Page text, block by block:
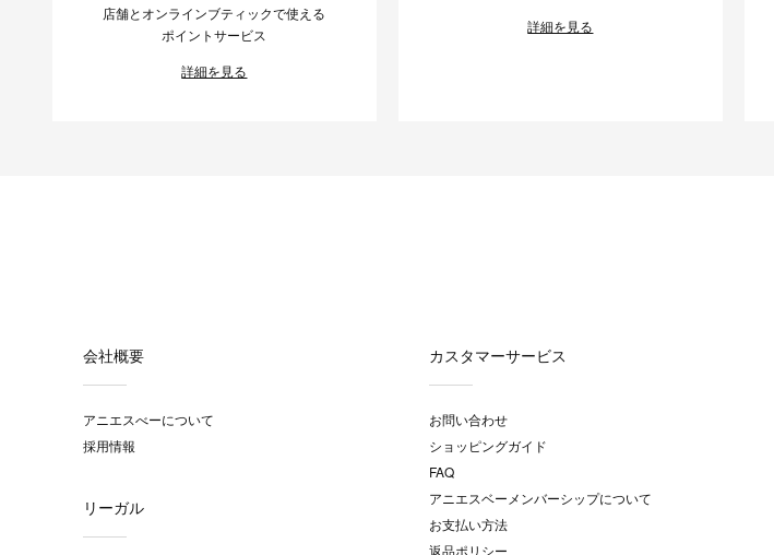
店舗とオンラインブティックで使える
ポイントサービス
詳細を見る
詳細を見る
会社概要
アニエスべーについて
採用情報
リーガル
カスタマーサービス
お問い合わせ
ショッピングガイド
FAQ
アニエスベーメンバーシップについて
お支払い方法
返品ポリシー